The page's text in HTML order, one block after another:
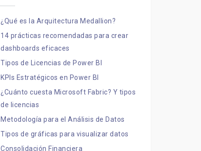
¿Qué es la Arquitectura Medallion?
14 prácticas recomendadas para crear
dashboards eficaces
Tipos de Licencias de Power BI
KPIs Estratégicos en Power BI
¿Cuánto cuesta Microsoft Fabric? Y tipos
de licencias
Metodología para el Análisis de Datos
Tipos de gráficas para visualizar datos
Consolidación Financiera